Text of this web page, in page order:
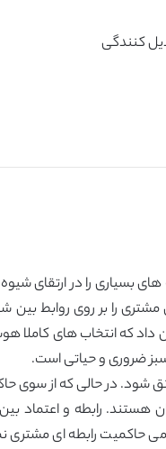
کنندگی
را بر روی روابط بین
که انتخاب های کاملا
ضروری و حیاتی است.
شود. در حالی که از سوی
رابطه و اعتماد
حاکمیت رابطه ای مشتری